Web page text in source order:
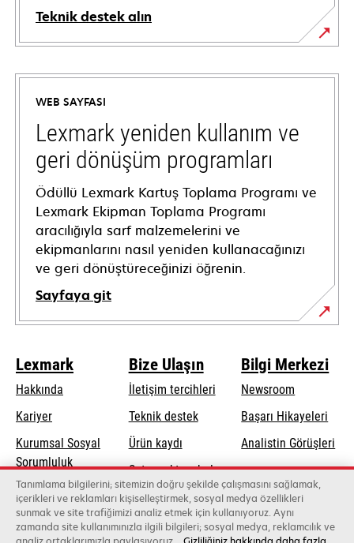
Teknik destek alın
opens
in
new
tab
WEB SAYFASI
Lexmark yeniden kullanım ve
geri dönüşüm programları
Ödüllü Lexmark Kartuş Toplama Programı ve
Lexmark Ekipman Toplama Programı
aracılığıyla sarf malzemelerini ve
ekipmanlarını nasıl yeniden kullanacağınızı
ve geri dönüştüreceğinizi öğrenin.
Sayfaya git
Lexmark
Hakkında
Kariyer
Kurumsal Sosyal
Sorumlulukopens
in
a
new
tab
Sürdürülebilirlik
Bize Ulaşın
İletişim tercihleri
Teknik destekopens
new
tab
Ürün kaydı
Satış noktası bul
Toptancıların
listesi
Bilgi Merkezi
Newsroom
Başarı Hikayeleri
Analistin Görüşleri
Tanımlama bilgilerini; sitemizin doğru şekilde çalışmasını sağlamak,
içerikleri ve reklamları kişiselleştirmek, sosyal medya özellikleri
sunmak ve site trafiğimizi analiz etmek için kullanıyoruz. Aynı
zamanda site kullanımınızla ilgili bilgileri; sosyal medya, reklamcılık ve